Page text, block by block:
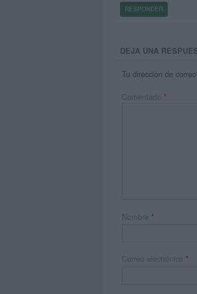
RESPONDER
DEJA UNA
Tu dirección de
Comentario *
Nombre *
Correo electrónico *